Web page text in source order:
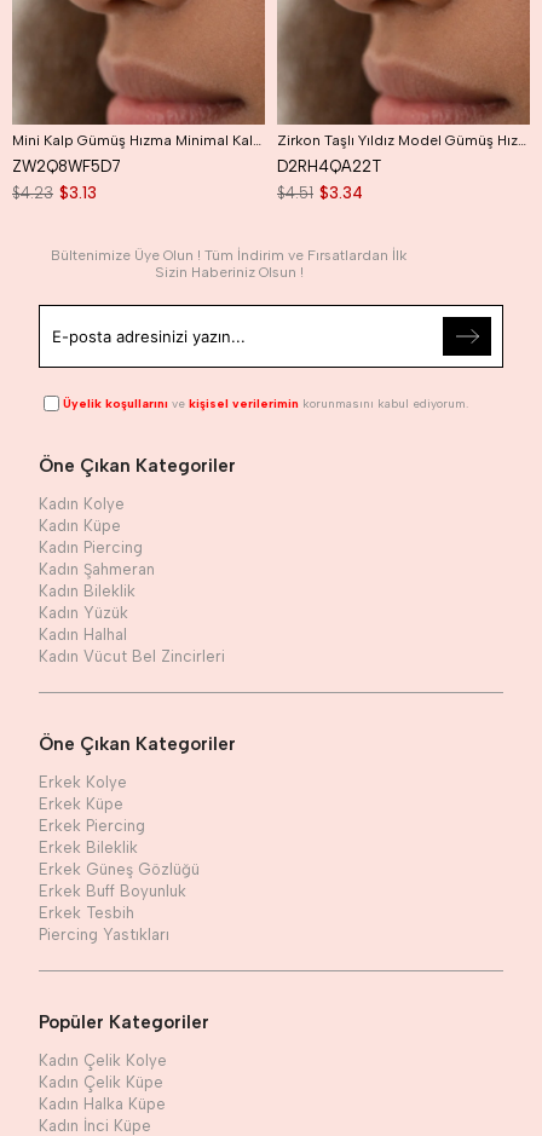
ZW2Q8WF5D7
$3.13
$4.23
D2RH4QA22T
$3.34
$4.51
Bültenimize Üye Olun ! Tüm İndirim ve Fırsatlardan İlk
Sizin Haberiniz Olsun !
Üyelik koşullarını vekişisel verilerimin korunmasını kabul ediyorum.
Öne Çıkan Kategoriler
Kadın Kolye
Kadın Küpe
Kadın Piercing
Kadın Şahmeran
Kadın Bileklik
Kadın Yüzük
Kadın Halhal
Kadın Vücut Bel Zincirleri
Öne Çıkan Kategoriler
Erkek Kolye
Erkek Küpe
Erkek Piercing
Erkek Bileklik
Erkek Güneş Gözlüğü
Erkek Buff Boyunluk
Erkek Tesbih
Piercing Yastıkları
Popüler Kategoriler
Kadın Çelik Kolye
Kadın Çelik Küpe
Kadın Halka Küpe
Kadın İnci Küpe